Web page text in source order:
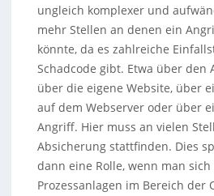
ungleich komplexer und
mehr Stellen an denen ein
könnte, da es zahlreiche
Schadcode gibt. Etwa über den
über die eigene Website, über
auf dem Webserver oder über
Angriff. Hier muss an vielen
Absicherung stattfinden. Dies
dann eine Rolle, wenn man
Prozessanlagen im Bereich der